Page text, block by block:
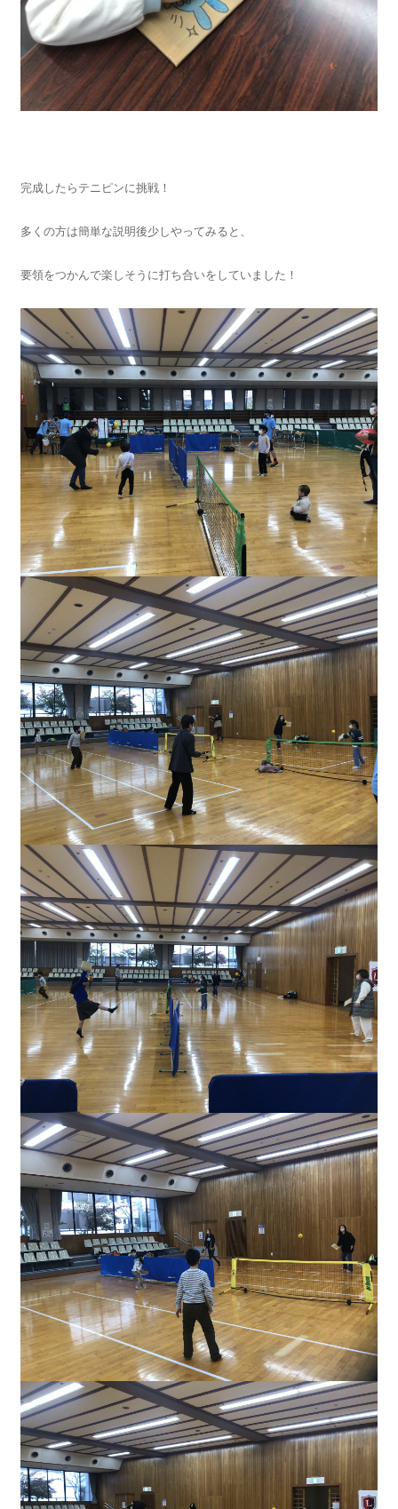
完成したらテニピンに挑戦！
多くの方は簡単な説明後少しやってみると、
要領をつかんで楽しそうに打ち合いをしていました！